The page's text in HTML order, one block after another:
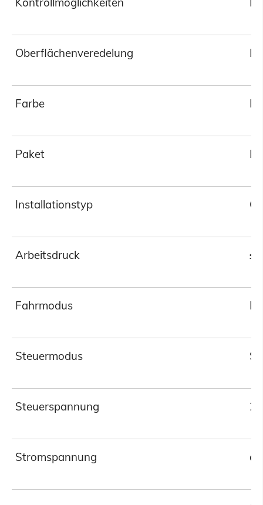
Oberflächenveredelung
Farbe
Paket
Installationstyp
Arbeitsdruck ≤
Fahrmodus
Steuermodus
Steuerspannung
Stromspannung